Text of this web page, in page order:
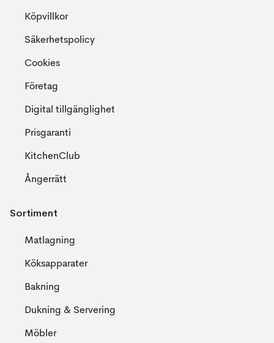
Köpvillkor
Säkerhetspolicy
Cookies
Företag
Digital tillgänglighet
Prisgaranti
KitchenClub
Ångerrätt
Sortiment
Matlagning
Köksapparater
Bakning
Dukning & Servering
Möbler